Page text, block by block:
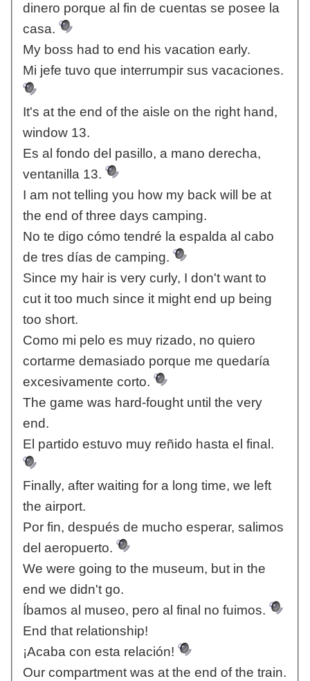
dinero porque al fin de cuentas se posee la
casa.
My boss had to end his vacation early.
Mi jefe tuvo que interrumpir sus vacaciones.
It's at the end of the aisle on the right hand,
window 13.
Es al fondo del pasillo, a mano derecha,
ventanilla 13.
I am not telling you how my back will be at
the end of three days camping.
No te digo cómo tendré la espalda al cabo
de tres días de camping.
Since my hair is very curly, I don't want to
cut it too much since it might end up being
too short.
Como mi pelo es muy rizado, no quiero
cortarme demasiado porque me quedaría
excesivamente corto.
The game was hard-fought until the very
end.
El partido estuvo muy reñido hasta el final.
Finally, after waiting for a long time, we left
the airport.
Por fin, después de mucho esperar, salimos
del aeropuerto.
We were going to the museum, but in the
end we didn't go.
Íbamos al museo, pero al final no fuimos.
End that relationship!
¡Acaba con esta relación!
Our compartment was at the end of the train.